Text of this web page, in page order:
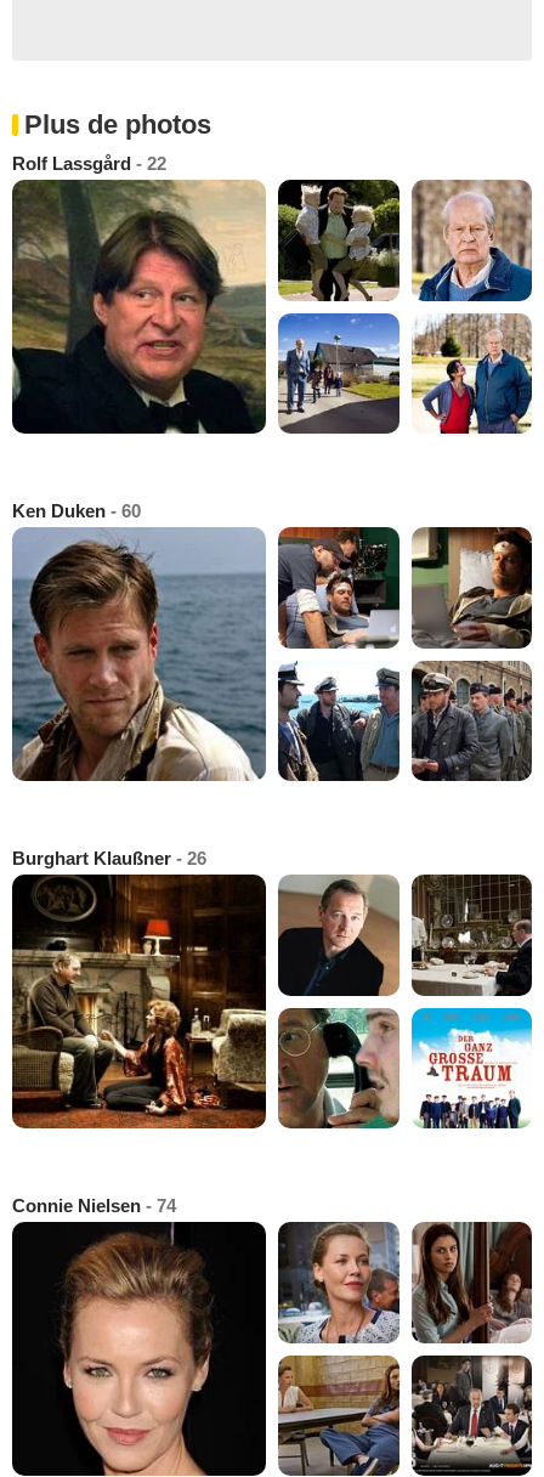
Plus de photos
Rolf Lassgård - 22
Ken Duken - 60
Burghart Klaußner - 26
Connie Nielsen - 74